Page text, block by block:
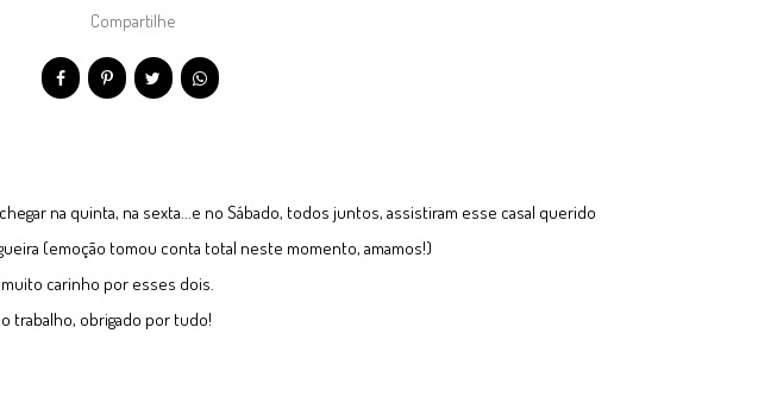
Compartilhe
na quinta, na sexta...e no Sábado, todos juntos, assistiram esse casal querido
(emoção tomou conta total neste momento, amamos!)
carinho por esses dois.
trabalho, obrigado por tudo!